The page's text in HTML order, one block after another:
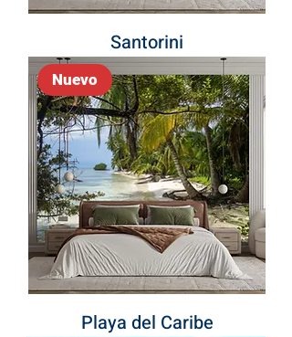
Santorini
Nuevo
Playa del Caribe